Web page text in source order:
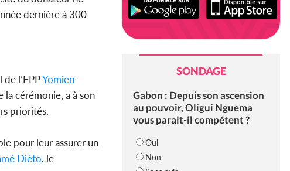
dernière à 300
l’EPPYomien-
la cérémonie, a à son
priorités.
pour leur assurer un
Diéto, le
SONDAGE
Gabon : Depuis son ascension
au pouvoir, Oligui Nguema
vous parait-il compétent ?
Oui
Non